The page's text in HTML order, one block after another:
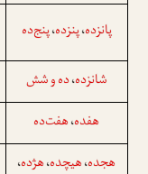
پانزده،پنزده،پنج‌ده
شانزده،ده و شش
هفده،هفت‌ده
هجده،هیچده،هژده،